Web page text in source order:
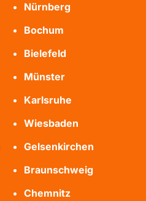
Nürnberg
Bochum
Bielefeld
Münster
Karlsruhe
Wiesbaden
Gelsenkirchen
Braunschweig
Chemnitz